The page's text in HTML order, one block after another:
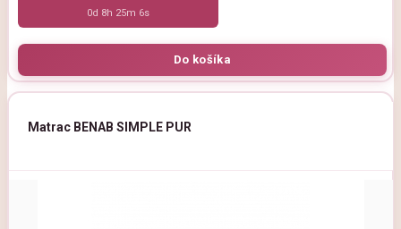
0d 8h 25m 5s
Matrac BENAB SIMPLE PUR